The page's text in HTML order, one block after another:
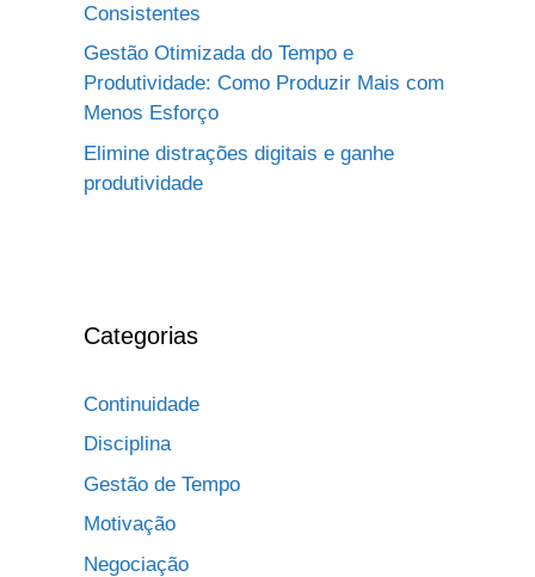
Consistentes
Gestão Otimizada do Tempo e
Produtividade: Como Produzir Mais com
Menos Esforço
Elimine distrações digitais e ganhe
produtividade
Categorias
Continuidade
Disciplina
Gestão de Tempo
Motivação
Negociação